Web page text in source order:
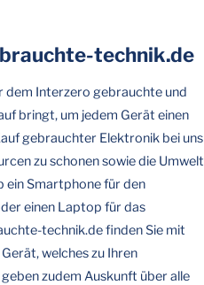
technik.de
dem Interzero gebrauchte und
bringt, um jedem Gerät einen
gebrauchter Elektronik bei uns
zu schonen sowie die Umwelt
ein Smartphone für den
einen Laptop für das
technik.de finden Sie mit
welches zu Ihren
zudem Auskunft über alle